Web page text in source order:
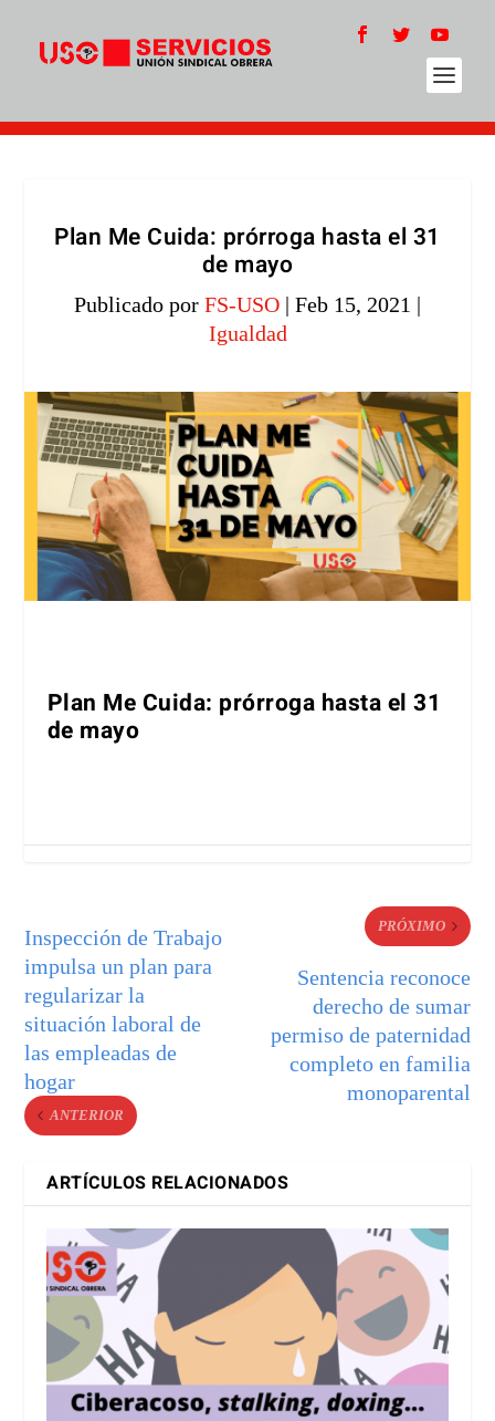
Plan Me Cuida: prórroga hasta el 31
de mayo
Publicado por FS-USO | Feb 15, 2021 |
Igualdad
Plan Me Cuida: prórroga hasta el 31
de mayo
Inspección de Trabajo
impulsa un plan para
regularizar la
situación laboral de
las empleadas de
hogar
ANTERIOR
PRÓXIMO
Sentencia reconoce
derecho de sumar
permiso de paternidad
completo en familia
monoparental
ARTÍCULOS RELACIONADOS